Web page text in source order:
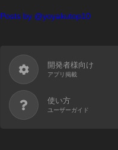
Posts by @yoyakutop10
開発者様向け
アプリ掲載
使い方
ユーザーガイド